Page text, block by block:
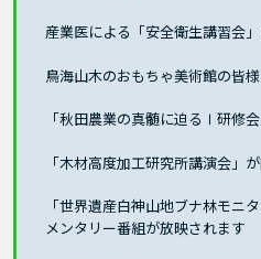
産業医による「安全衛生講習会
鳥海山木のおもちゃ美術館の皆
「秋田農業の真髄に迫るⅠ研修
「木材高度加工研究所講演会」
「世界遺産白神山地ブナ林モニ
メンタリー番組が放映されます